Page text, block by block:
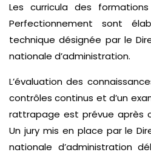
Les curricula des
Perfectionnement sont
technique désignée par le
nationale d’administration.
L’évaluation des
contrôles continus et d’un
rattrapage est prévue après
Un jury mis en place par le
nationale d’administration